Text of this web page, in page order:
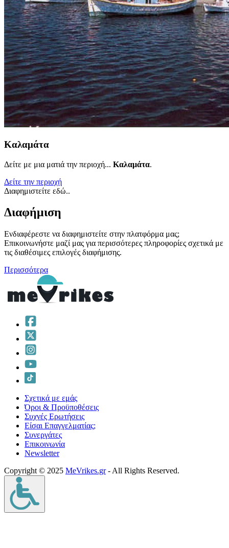
Καλαμάτα
Δείτε με μια ματιά την περιοχή... Καλαμάτα.
Δείτε την περιοχή
Διαφημιστείτε εδώ..
Διαφήμιση
Ενδιαφέρεστε να διαφημιστείτε στην πλατφόρμα μας;
Επικοινωνήστε μαζί μας για περισσότερες πληροφορίες σχετικά με
τις διαθέσιμες επιλογές διαφήμισης.
Περισσότερα
Σχετικά με εμάς
Όροι & Προϋποθέσεις
Συχνές Ερωτήσεις
Είσαι Επαγγελματίας;
Συνεργάτες
Επικοινωνία
Νewsletter
Copyright © 2025 MeVrikes.gr- All Rights Reserved.